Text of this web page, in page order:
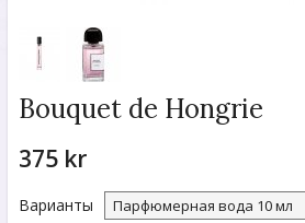
Bouquet de Hongrie
375 kr
Варианты